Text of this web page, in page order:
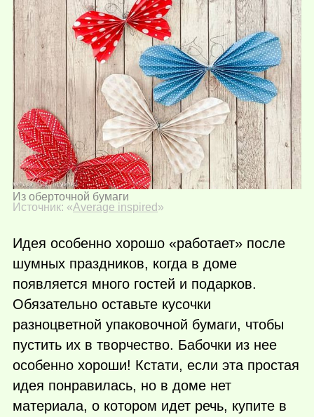
Из оберточной бумаги
Источник: «Average inspired »
Идея особенно хорошо «работает» после
шумных праздников, когда в доме
появляется много гостей и подарков.
Обязательно оставьте кусочки
разноцветной упаковочной бумаги, чтобы
пустить их в творчество. Бабочки из нее
особенно хороши! Кстати, если эта простая
идея понравилась, но в доме нет
материала, о котором идет речь, купите в